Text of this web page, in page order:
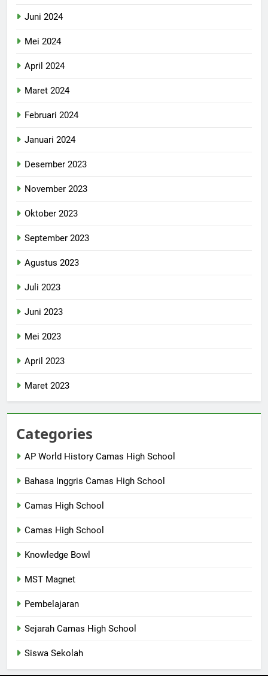
Juni 2024
Mei 2024
April 2024
Maret 2024
Februari 2024
Januari 2024
Desember 2023
November 2023
Oktober 2023
September 2023
Agustus 2023
Juli 2023
Juni 2023
Mei 2023
April 2023
Maret 2023
Categories
AP World History Camas High School
Bahasa Inggris Camas High School
Camas High School
Camas High School
Knowledge Bowl
MST Magnet
Pembelajaran
Sejarah Camas High School
Siswa Sekolah